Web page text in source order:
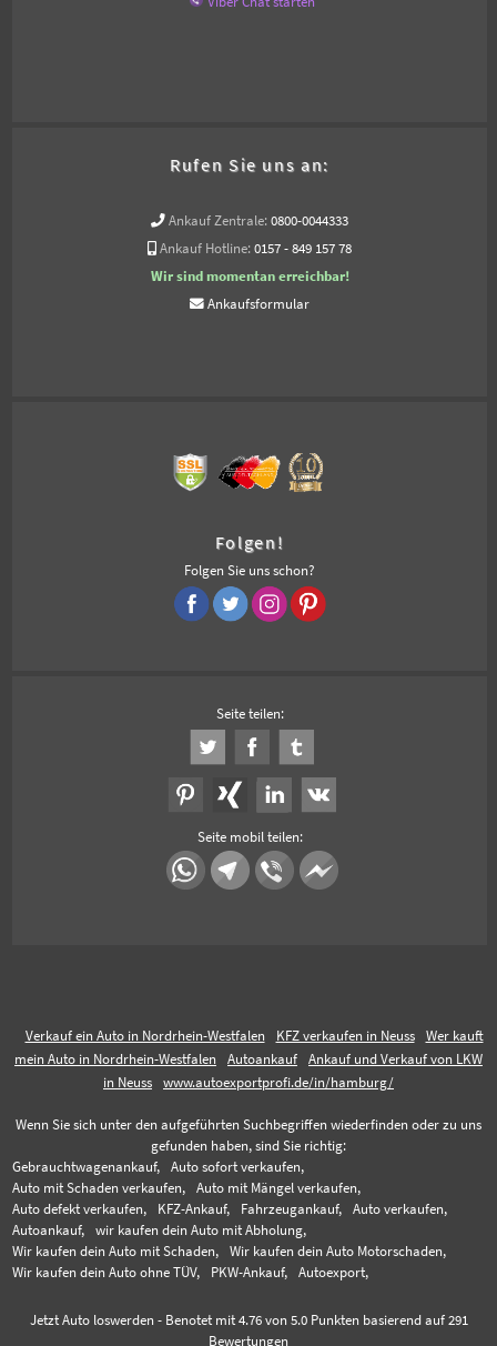
Rufen Sie uns an:
Ankauf Zentrale: 0800-0044333
Ankauf Hotline: 0157 - 849 157 78
Wir sind momentan erreichbar!
Ankaufsformular
Folgen!
Folgen Sie uns schon?
Seite teilen:
Seite mobil teilen:
Verkauf ein Auto in Nordrhein-Westfalen KFZ verkaufen in Neuss
Wer kauft
mein Auto in Nordrhein-Westfalen
Autoankauf
Ankauf und Verkauf von LKW
in Neuss
www.autoexportprofi.de/in/hamburg/
Wenn Sie sich unter den aufgeführten Suchbegriffen wiederfinden oder zu uns
gefunden haben, sind Sie richtig:
Gebrauchtwagenankauf,
Auto sofort verkaufen,
Auto mit Schaden verkaufen,
Auto mit Mängel verkaufen,
Auto defekt verkaufen,
KFZ-Ankauf, Fahrzeugankauf,
Auto verkaufen,
Autoankauf,
wir kaufen dein Auto mit Abholung,
Wir kaufen dein Auto mit Schaden,
Wir kaufen dein Auto Motorschaden,
Wir kaufen dein Auto ohne TÜV,
PKW-Ankauf, Autoexport,
Jetzt Auto loswerden- Benotet mit 4.76von 5.0 Punkten basierend auf 291
Bewertungen